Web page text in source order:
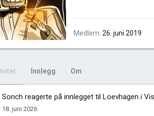
Medlem 26. juni 2019
Innlegg Om
Sonch reagerte på innlegget til Loevhagen i
18. juni 2026